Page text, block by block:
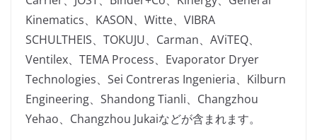
Kinematics、KASON、Witte、VIBRA
SCHULTHEIS、TOKUJU、Carman、AViTEQ、
Ventilex、TEMA Process、Evaporator Dryer
Technologies、Sei Contreras Ingenieria、Kilburn
Engineering、Shandong Tianli、Changzhou
Yehao、Changzhou Jukaiなどが含まれます。